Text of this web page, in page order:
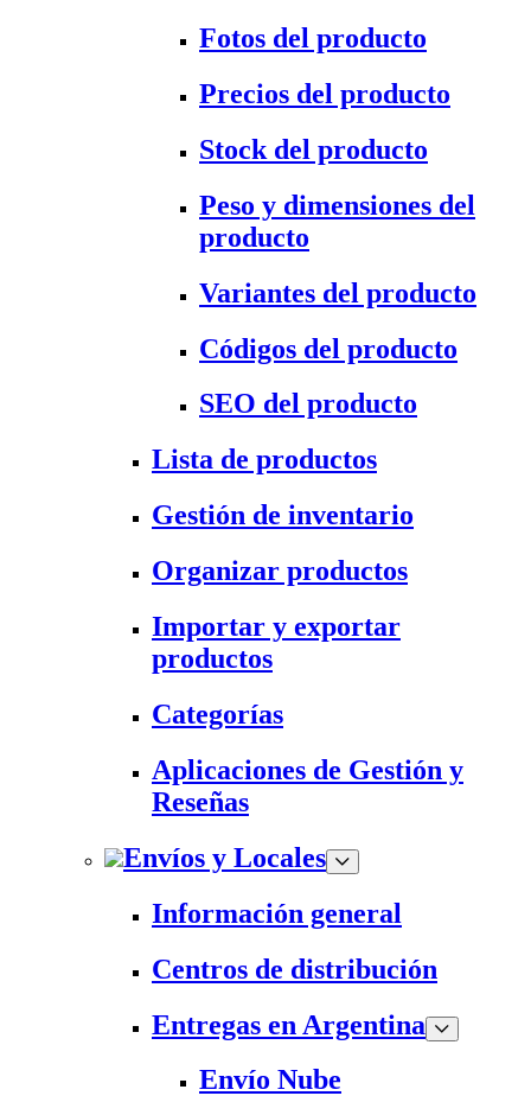
Fotos del producto
Precios del producto
Stock del producto
Peso y dimensiones del
producto
Variantes del producto
Códigos del producto
SEO del producto
Lista de productos
Gestión de inventario
Organizar productos
Importar y exportar
productos
Categorías
Aplicaciones de Gestión y
Reseñas
Envíos y Locales
Información general
Centros de distribución
Entregas en Argentina
Envío Nube